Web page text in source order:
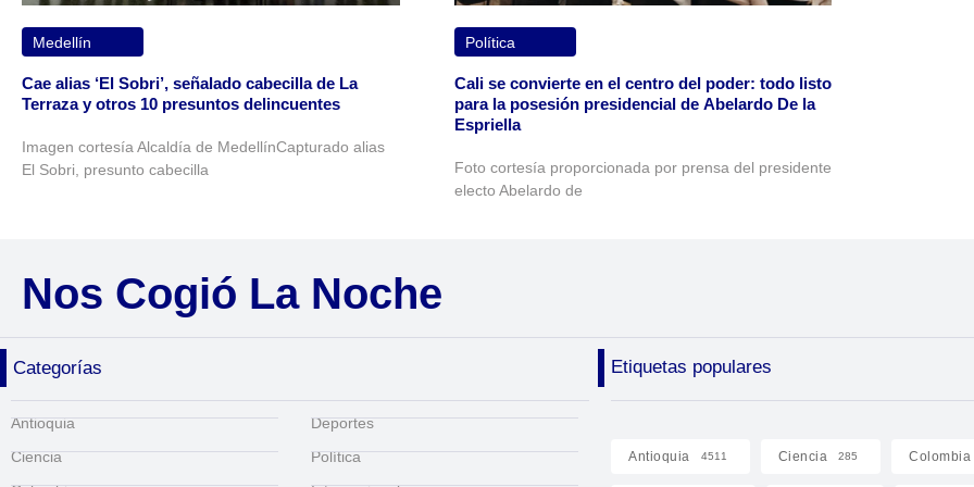
Medellín
Cae alias ‘El Sobri’, señalado cabecilla de La
Terraza y otros 10 presuntos delincuentes
Imagen cortesía Alcaldía de MedellínCapturado alias
El Sobri, presunto cabecilla
Política
Cali se convierte en el centro del poder: todo listo
para la posesión presidencial de Abelardo De la
Espriella
Foto cortesía proporcionada por prensa del presidente
electo Abelardo de
Nos Cogió La Noche
Categorías Etiquetas populares
Antioquia
Ciencia
Deportes
Política
Antioquia 4511 Ciencia 285 Colombia